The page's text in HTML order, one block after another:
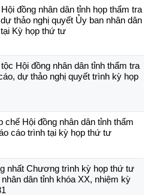
đồng nhân dân tỉnh họp thẩm tra
thảo nghị quyết Ủy ban nhân dân
Kỳ họp thứ tư
Hội đồng nhân dân tỉnh thẩm tra
dự thảo nghị quyết trình kỳ họp
chế Hội đồng nhân dân tỉnh thẩm
cáo trình tại kỳ họp thứ tư
nhất Chương trình kỳ họp thứ tư
nhân dân tỉnh khóa XX, nhiệm kỳ